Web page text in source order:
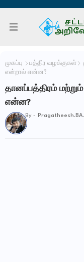
முகப்பு பத்திர வழக்குகள்
என்றால் என்ன?
தானப்பத்திரம்
என்ன?
By -